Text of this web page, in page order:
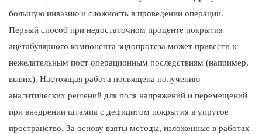
большую инвазию и сложность в проведении операции.
Первый способ при недостаточном проценте покрытия
ацетабулярного компонента эндопротеза может привести к
нежелательным пост операционным последствиям (например,
вывих). Настоящая работа посвящена получению
аналитических решений для поля напряжений и перемещений
при внедрении штампа с дефицитом покрытия в упругое
пространство. За основу взяты методы, изложенные в работах